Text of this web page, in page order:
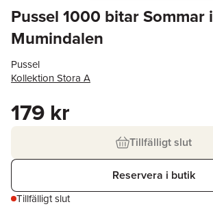
Pussel 1000 bitar Sommar i
Mumindalen
Pussel
Kollektion Stora A
179 kr
Tillfälligt slut
Reservera i butik
Tillfälligt slut